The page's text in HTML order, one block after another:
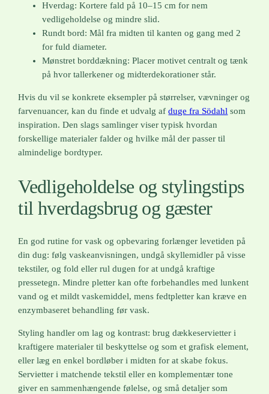
Hverdag: Kortere fald på 10–15 cm for nem
vedligeholdelse og mindre slid.
Rundt bord: Mål fra midten til kanten og gang med 2
for fuld diameter.
Mønstret borddækning: Placer motivet centralt og tænk
på hvor tallerkener og midterdekorationer står.
Hvis du vil se konkrete eksempler på størrelser, vævninger og
farvenuancer, kan du finde et udvalg afduge fra Södahl som
inspiration. Den slags samlinger viser typisk hvordan
forskellige materialer falder og hvilke mål der passer til
almindelige bordtyper.
Vedligeholdelse og stylingstips
til hverdagsbrug og gæster
En god rutine for vask og opbevaring forlænger levetiden på
din dug: følg vaskeanvisningen, undgå skyllemidler på visse
tekstiler, og fold eller rul dugen for at undgå kraftige
pressetegn. Mindre pletter kan ofte forbehandles med lunkent
vand og et mildt vaskemiddel, mens fedtpletter kan kræve en
enzymbaseret behandling før vask.
Styling handler om lag og kontrast: brug dækkeservietter i
kraftigere materialer til beskyttelse og som et grafisk element,
eller læg en enkel bordløber i midten for at skabe fokus.
Servietter i matchende tekstil eller en komplementær tone
giver en sammenhængende følelse, og små detaljer som